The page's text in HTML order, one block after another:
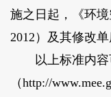
施之日起，《环
2012）及其修改单
以上标准内容
（http://